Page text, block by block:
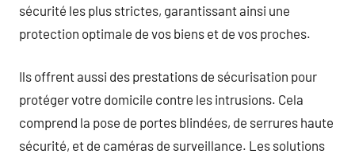
sécurité les plus strictes, garantissant ainsi une
protection optimale de vos biens et de vos proches.
Ils offrent aussi des prestations de sécurisation pour
protéger votre domicile contre les intrusions. Cela
comprend la pose de portes blindées, de serrures haute
sécurité, et de caméras de surveillance. Les solutions